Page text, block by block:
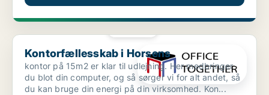
Kontorfællesskab i Horsens
Kontorfællesskab i Horsens
kontor på 15m2 er klar til udlejning. Her medbringer
du blot din computer, og så sørger vi for alt andet, så
du kan bruge din energi på din virksomhed. Kon...